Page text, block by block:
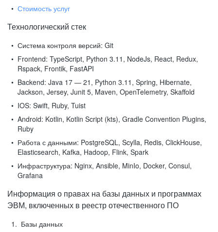
Стоимость услуг
Технологический стек
Система контроля версий: Git
Frontend: TypeScript, Python 3.11, NodeJs, React, Redux,
Rspack, Frontik, FastAPI
Backend: Java 17 — 21, Python 3.11, Spring, Hibernate,
Jackson, Jersey, Junit 5, Maven, OpenTelemetry, Skaffold
IOS: Swift, Ruby, Tuist
Android: Kotlin, Kotlin Script (kts), Gradle Convention Plugins,
Ruby
Работа с данными: PostgreSQL, Scylla, Redis, ClickHouse,
Elasticsearch, Kafka, Hadoop, Flink, Spark
Инфраструктура: Nginx, Ansible, MinIo, Docker, Consul,
Grafana
Информация о правах на базы данных и программах
ЭВМ, включенных в реестр отечественного ПО
Базы данных